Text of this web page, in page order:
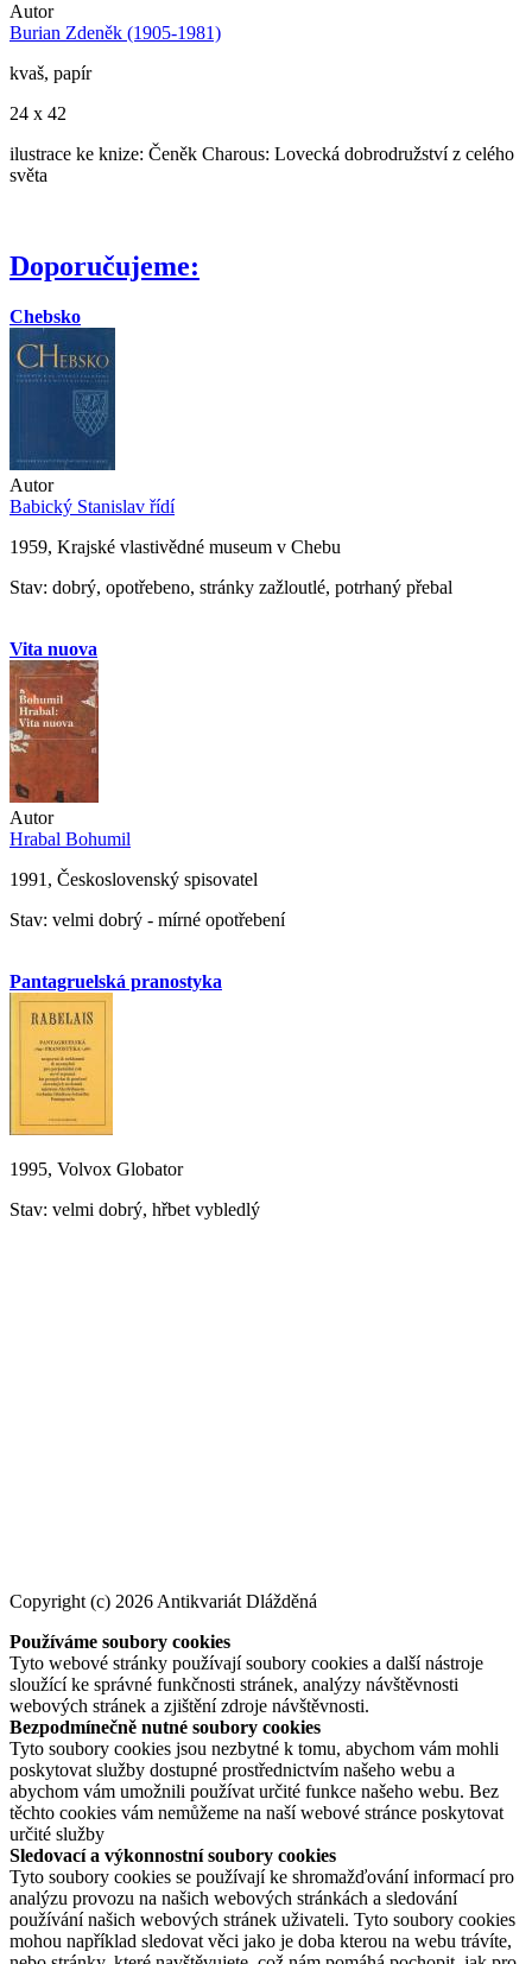
Autor
Burian Zdeněk (1905-1981)
kvaš, papír
24 x 42
ilustrace ke knize: Čeněk Charous: Lovecká dobrodružství z celého
světa
Doporučujeme:
Chebsko
Autor
Babický Stanislav řídí
1959, Krajské vlastivědné museum v Chebu
Stav: dobrý, opotřebeno, stránky zažloutlé, potrhaný přebal
Vita nuova
Autor
Hrabal Bohumil
1991, Československý spisovatel
Stav: velmi dobrý - mírné opotřebení
Pantagruelská pranostyka
1995, Volvox Globator
Stav: velmi dobrý, hřbet vybledlý
Copyright (c) 2026 Antikvariát Dlážděná
Používáme soubory cookies
Tyto webové stránky používají soubory cookies a další nástroje
sloužící ke správné funkčnosti stránek, analýzy návštěvnosti
webových stránek a zjištění zdroje návštěvnosti.
Bezpodmínečně nutné soubory cookies
Tyto soubory cookies jsou nezbytné k tomu, abychom vám mohli
poskytovat služby dostupné prostřednictvím našeho webu a
abychom vám umožnili používat určité funkce našeho webu. Bez
těchto cookies vám nemůžeme na naší webové stránce poskytovat
určité služby
Sledovací a výkonnostní soubory cookies
Tyto soubory cookies se používají ke shromažďování informací pro
analýzu provozu na našich webových stránkách a sledování
používání našich webových stránek uživateli. Tyto soubory cookies
mohou například sledovat věci jako je doba kterou na webu trávíte,